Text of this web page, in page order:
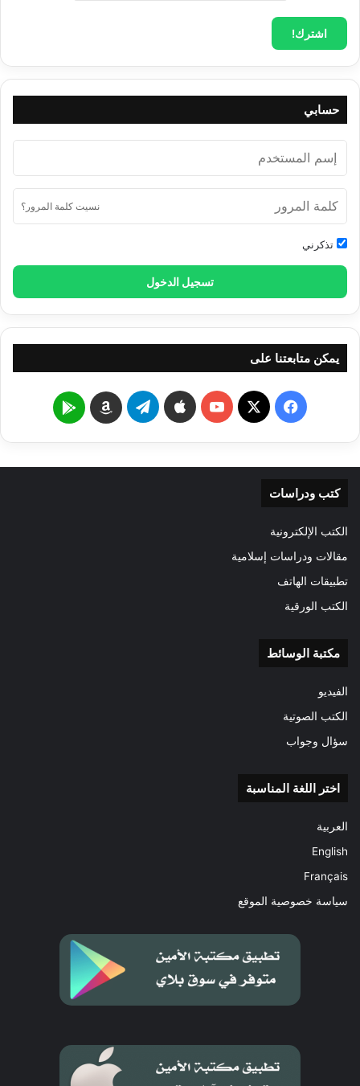
حسابي
نسيت كلمة المرور؟
تذكرني
تسجيل الدخول
يمكن متابعتنا على
فيسبوك
‫X
‫YouTube تيلقرام Amazon
Google
Play
كتب ودراسات
الكتب الإلكترونية
مقالات ودراسات إسلامية
تطبيقات الهاتف
الكتب الورقية
مكتبة الوسائط
الفيديو
الكتب الصوتية
سؤال وجواب
اختر اللغة المناسبة
العربية
English
Français
سياسة خصوصية الموقع